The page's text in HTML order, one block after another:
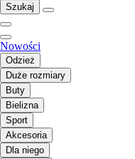
Szukaj
Nowości
Odzież
Duże rozmiary
Buty
Bielizna
Sport
Akcesoria
Dla niego